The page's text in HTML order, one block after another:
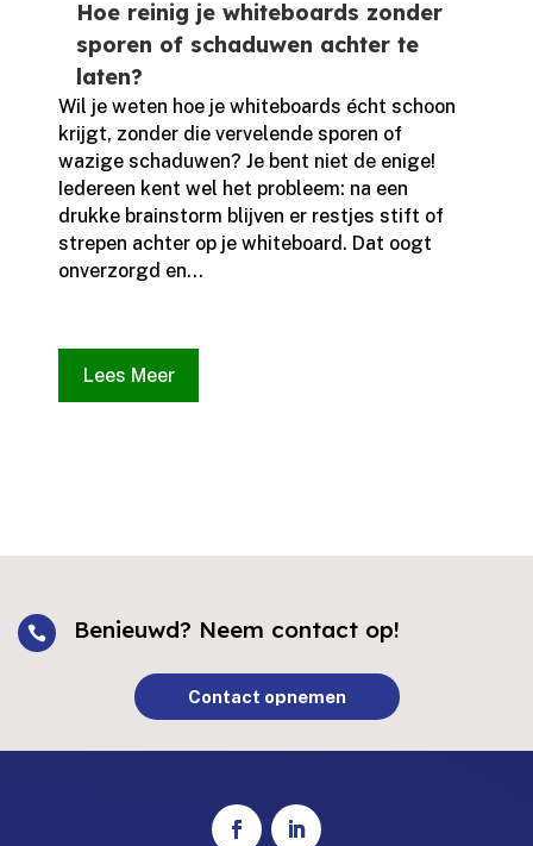
Hoe reinig je whiteboards zonder
sporen of schaduwen achter te
laten?
Wil je weten hoe je whiteboards écht schoon
krijgt, zonder die vervelende sporen of
wazige schaduwen? Je bent niet de enige!
Iedereen kent wel het probleem: na een
drukke brainstorm blijven er restjes stift of
strepen achter op je whiteboard.​ Dat oogt
onverzorgd en...
Lees Meer
 Benieuwd? Neem contact op!
Contact opnemen